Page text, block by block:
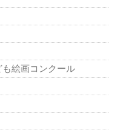
絵画コンクール